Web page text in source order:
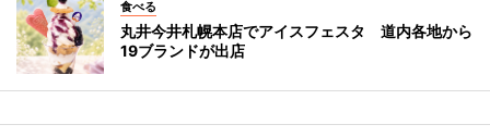
食べる
丸井今井札幌本店でアイスフェスタ 道内各地から
19ブランドが出店